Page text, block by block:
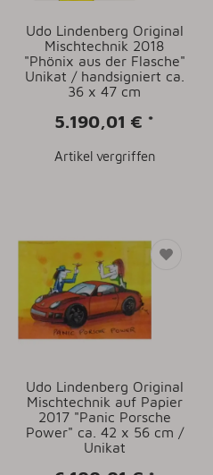
Udo Lindenberg Original
Mischtechnik 2018
"Phönix aus der Flasche"
Unikat / handsigniert ca.
36 x 47 cm
5.190,01 € *
Artikel vergriffen
Udo Lindenberg Original
Mischtechnik auf Papier
2017 "Panic Porsche
Power" ca. 42 x 56 cm /
Unikat